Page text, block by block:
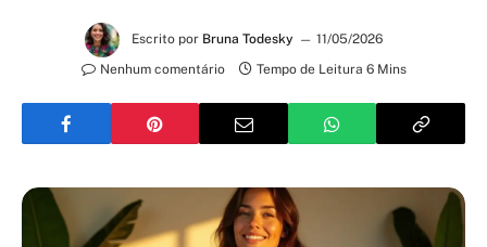
Escrito por Bruna Todesky
11/05/2026
Nenhum comentário
Tempo de Leitura 6 Mins